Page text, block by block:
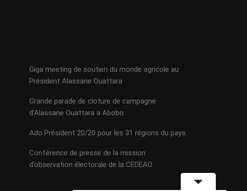
Giga meeting de soutien du monde agricole au
Président Alassane Ouattara
Grande parade de cloture de campagne
d’Alassane Ouattara a Abobo
Ado Président 20/20 pour les 31 régions du pays.
Conférence de presse de la mission
d’observation électorale de la CEDEAO